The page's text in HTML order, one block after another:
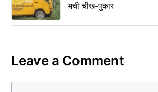
मची चीख-पुकार
Leave a Comment